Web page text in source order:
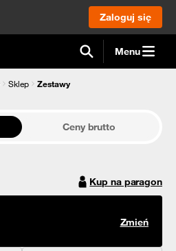
Zaloguj się
Menu
Sklep Zestawy
Ceny brutto
Kup na paragon
Zmień